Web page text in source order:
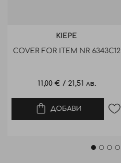
KIEPE
COVER FOR ITEM NR 6343C12
11,00 € / 21,51 лв.
ДОБАВИ